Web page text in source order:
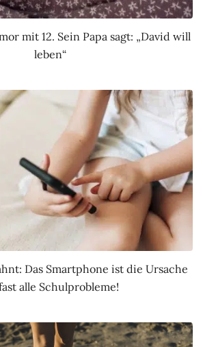
mit 12. Sein Papa sagt: „David will
leben“
Das Smartphone ist die Ursache
alle Schulprobleme!